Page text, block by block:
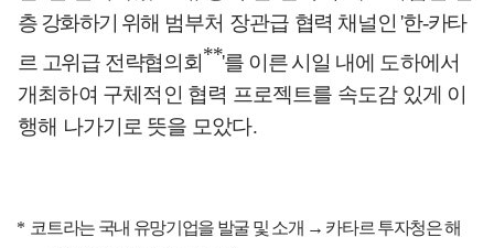
층 강화하기 위해 범부처 장관급 협력 채널인'한-카타
르 고위급 전략협의회 **'를 이른시일 내에 도하에서
개최하여 구체적인 협력 프로젝트를 속도감 있게 이
행해 나가기 로 뜻을 모았다.
* 코트라는 국내 유망기업을 발굴 및 소개 → 카타르 투자청은 해